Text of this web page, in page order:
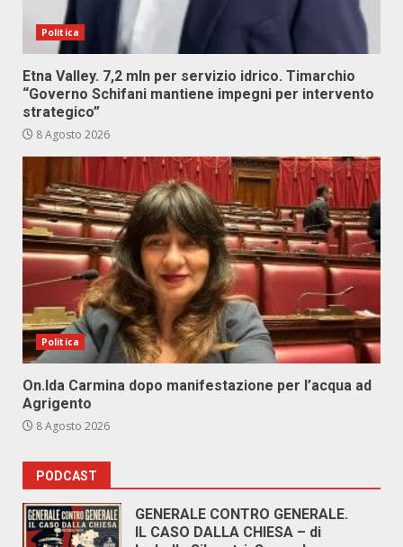
Politica
Etna Valley. 7,2 mln per servizio idrico. Timarchio
“Governo Schifani mantiene impegni per intervento
strategico”
8 Agosto 2026
Politica
On.Ida Carmina dopo manifestazione per l’acqua ad
Agrigento
8 Agosto 2026
PODCAST
GENERALE CONTRO GENERALE.
IL CASO DALLA CHIESA – di